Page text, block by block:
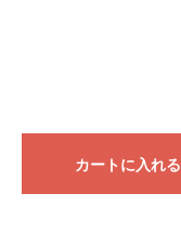
カートに入れる